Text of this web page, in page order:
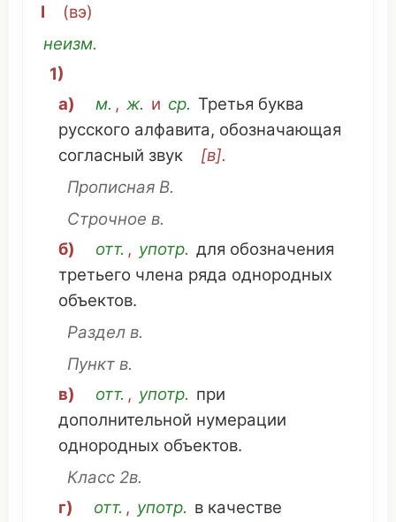
I (вэ)
неизм.
1)
а)
м. , ж. и ср. Третья буква
русского алфавита, обозначающая
согласный звук
[в].
Прописная В.
Строчное в.
б)
отт. , употр. для обозначения
третьего члена ряда однородных
объектов.
Раздел в.
Пункт в.
в)
отт. , употр. при
дополнительной нумерации
однородных объектов.
Класс 2в.
г)
отт. , употр. в качестве